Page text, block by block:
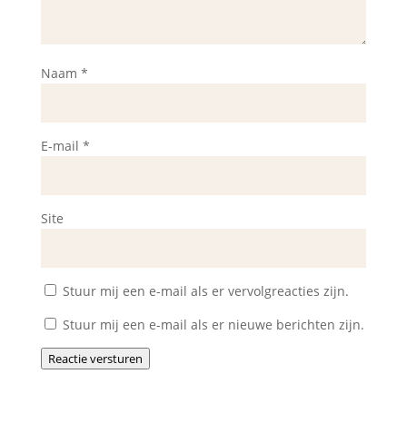
Naam *
E-mail *
Site
Stuur mij een e-mail als er vervolgreacties zijn.
Stuur mij een e-mail als er nieuwe berichten zijn.
Reactie versturen